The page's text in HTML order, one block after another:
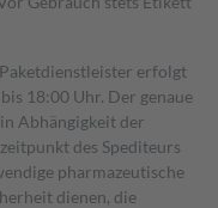
erfolgt
18:00 Uhr. Der genaue
Abhängigkeit der
des Spediteurs
pharmazeutische
dienen, die